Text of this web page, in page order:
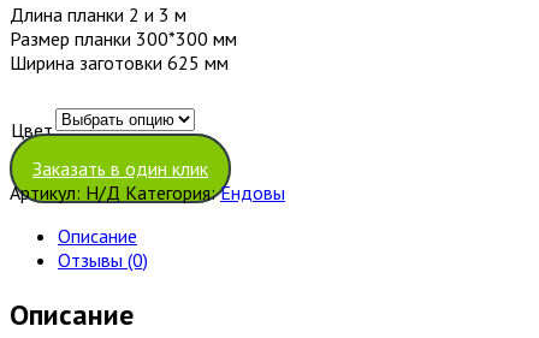
Длина планки 2 и 3 м
Размер планки 300*300 мм
Ширина заготовки 625 мм
Цвет
Очистить
Заказать в один клик
Артикул: Н/Д Категория:Ендовы
Описание
Отзывы (0)
Описание